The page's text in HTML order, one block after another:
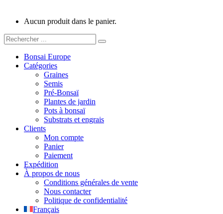
Aucun produit dans le panier.
Bonsai Europe
Catégories
Graines
Semis
Pré-Bonsaï
Plantes de jardin
Pots à bonsaï
Substrats et engrais
Clients
Mon compte
Panier
Paiement
Expédition
À propos de nous
Conditions générales de vente
Nous contacter
Politique de confidentialité
Français